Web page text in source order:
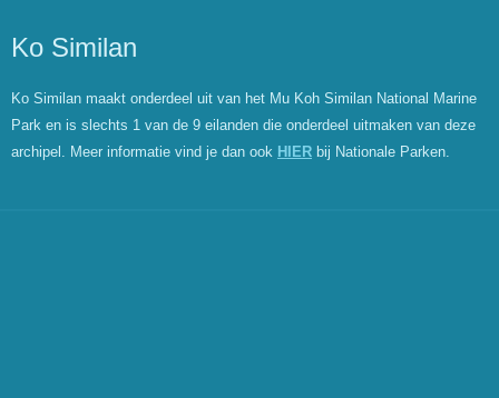
Ko Similan
Ko Similan maakt onderdeel uit van het Mu Koh Similan National Marine
Park en is slechts 1 van de 9 eilanden die onderdeel uitmaken van deze
archipel. Meer informatie vind je dan ook HIER bij Nationale Parken.